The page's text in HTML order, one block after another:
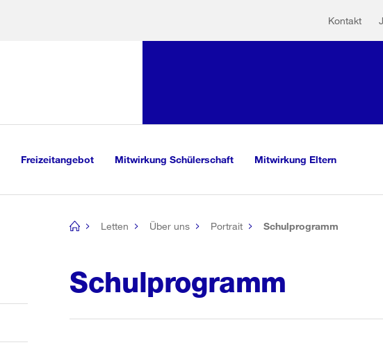
Kontakt
Freizeitangebot Mitwirkung Schülerschaft Mitwirkung Eltern
[no
Letten Über uns Portrait Schulprogramm
Schulprogramm